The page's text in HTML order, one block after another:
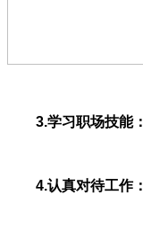
3.学习职场技能：
4.认真对待工作：